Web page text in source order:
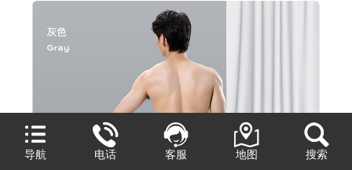
导航 电话 客服 地图 搜索